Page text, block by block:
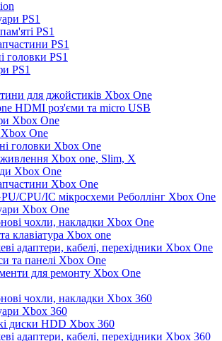
PS1
PS1
PS1
головки PS1
PS1
для джойстиків Xbox One
HDMI роз'єми та micro USB
Xbox One
One
головки Xbox One
Xbox one, Slim, X
Xbox One
Xbox One
CPU/IC мікросхеми Реболлінг Xbox One
Xbox One
чохли, накладки Xbox One
клавіатура Xbox one
адаптери, кабелі, перехідники Xbox One
та панелі Xbox One
для ремонту Xbox One
чохли, накладки Xbox 360
Xbox 360
диски HDD Xbox 360
адаптери, кабелі, перехідники Xbox 360